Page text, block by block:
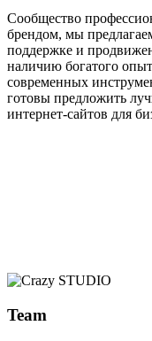
Сообщество
брендом, мы
поддержке и
наличию богатого
современных
готовы предложить
интернет-сайтов для
Team